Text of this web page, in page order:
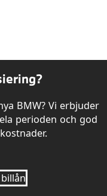
BMW? Vi erbjuder
perioden och god